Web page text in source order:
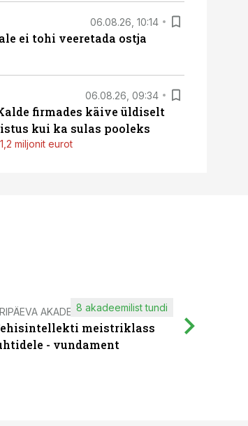
06.08.26, 10:14
ei tohi veeretada ostja
06.08.26, 09:34
firmades käive üldiselt
kui ka sulas pooleks
miljonit eurot
AKADEEMIA
meistriklass
- vundament
8 akadeemilist tundi